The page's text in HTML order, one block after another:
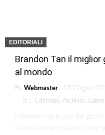
EDITORIALI
Brandon Tan il
al mondo
By Webmaster
12 Giugno
in :
Editoriali, Archivio,
Pokemon Go è uno dei
Si trova sempre ai primi due